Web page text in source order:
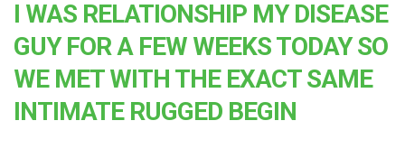
I WAS RELATIONSHIP MY DISEASE
GUY FOR A FEW WEEKS TODAY SO
WE MET WITH THE EXACT SAME
INTIMATE RUGGED BEGIN